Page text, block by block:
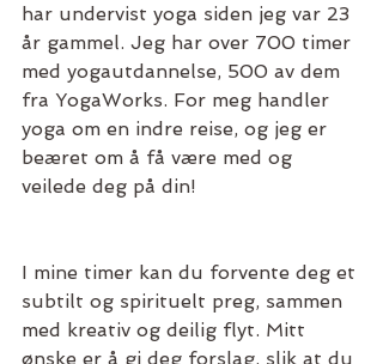
har undervist yoga siden jeg var 23
år gammel. Jeg har over 700 timer
med yogautdannelse, 500 av dem
fra YogaWorks. For meg handler
yoga om en indre reise, og jeg er
beæret om å få være med og
veilede deg på din!
I mine timer kan du forvente deg et
subtilt og spirituelt preg, sammen
med kreativ og deilig flyt. Mitt
ønske er å gi deg forslag, slik at du